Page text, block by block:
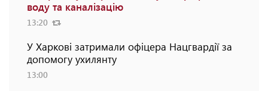
воду та каналізацію
13:20
У Харкові затримали офіцера Нацгвардії за
допомогу ухилянту
13:00